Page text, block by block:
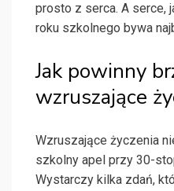
prosto z serca. A serce,
roku szkolnego bywa
Jak powinny
wzruszające
Wzruszające życzenia
szkolny apel przy 30-
Wystarczy kilka zdań,